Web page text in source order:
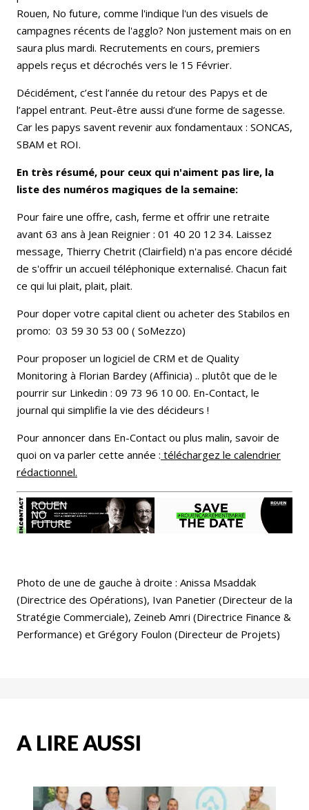
Rouen, No future, comme l'indique l'un des visuels de
campagnes récents de l'agglo? Non justement mais on en
saura plus mardi. Recrutements en cours, premiers
appels reçus et décrochés vers le 15 Février.
Décidément, c’est l’année du retour des Papys et de
l’appel entrant. Peut-être aussi d’une forme de sagesse.
Car les papys savent revenir aux fondamentaux : SONCAS,
SBAM et ROI.
En très résumé, pour ceux qui n'aiment pas lire, la
liste des numéros magiques de la semaine:
Pour faire une offre, cash, ferme et offrir une retraite
avant 63 ans à Jean Reignier : 01 40 20 12 34. Laissez
message, Thierry Chetrit (Clairfield) n'a pas encore décidé
de s'offrir un accueil téléphonique externalisé. Chacun fait
ce qui lui plait, plait, plait.
Pour doper votre capital client ou acheter des Stabilos en
promo: 03 59 30 53 00 ( SoMezzo)
Pour proposer un logiciel de CRM et de Quality
Monitoring à Florian Bardey (Affinicia) .. plutôt que de le
pourrir sur Linkedin : 09 73 96 10 00. En-Contact, le
journal qui simplifie la vie des décideurs !
Pour annoncer dans En-Contact ou plus malin, savoir de
quoi on va parler cette année : téléchargez le calendrier
rédactionnel.
Photo de une de gauche à droite : Anissa Msaddak
(Directrice des Opérations), Ivan Panetier (Directeur de la
Stratégie Commerciale), Zeineb Amri (Directrice Finance &
Performance) et Grégory Foulon (Directeur de Projets)
A LIRE AUSSI